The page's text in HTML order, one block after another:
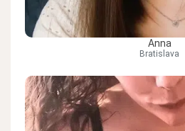
Anna
Bratislava